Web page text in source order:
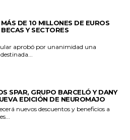
DE 10 MILLONES DE EUROS
Y SECTORES
aprobó por unanimidad una
SPAR, GRUPO BARCELÓ Y DANY
EDICIÓN DE NEUROMAJO
nuevos descuentos y beneficios a